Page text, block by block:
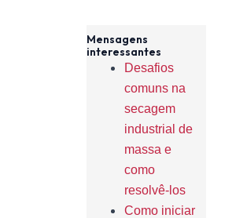
Mensagens
interessantes
Desafios
comuns na
secagem
industrial de
massa e
como
resolvê-los
Como iniciar